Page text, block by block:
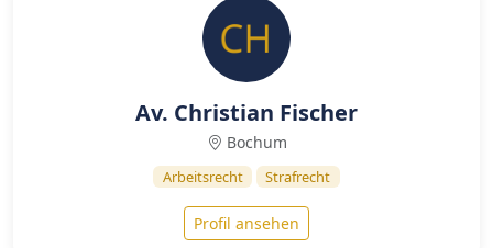
Av. Christian Fischer
Bochum
Arbeitsrecht Strafrecht
Profil ansehen